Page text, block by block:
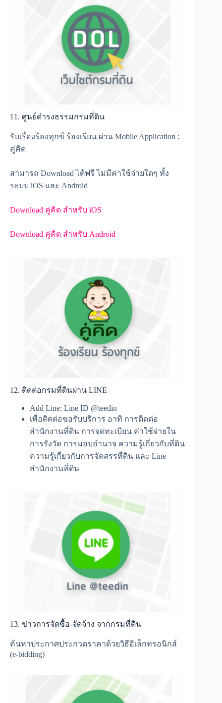
11. ศูนย์ดำรงธรรมกรมที่ดิน
รับเรื่องร้องทุกข์ ร้องเรียน ผ่าน Mobile Application :
คู่คิด
สามารถ Download ได้ฟรี ไม่มีค่าใช้จ่ายใดๆ ทั้ง
ระบบ iOS และ Android
Download คู่คิด สำหรับ iOS
Download คู่คิด สำหรับ Android
12. ติดต่อกรมที่ดินผ่าน LINE
Add Line: Line ID @teedin
เพื่อติดต่อขอรับบริการ อาทิ การติดต่อ
สำนักงานที่ดิน การจดทะเบียน ค่าใช้จ่ายใน
การรังวัด การมอบอำนาจ ความรู้เกี่ยวกับที่ดิน
ความรู้เกี่ยวกับการจัดสรรที่ดิน และ Line
สำนักงานที่ดิน
13. ข่าวการจัดซื้อ-จัดจ้าง จากกรมที่ดิน
ค้นหาประกาศประกวดราคาด้วยวิธีอิเล็กทรอนิกส์
(e-bidding)